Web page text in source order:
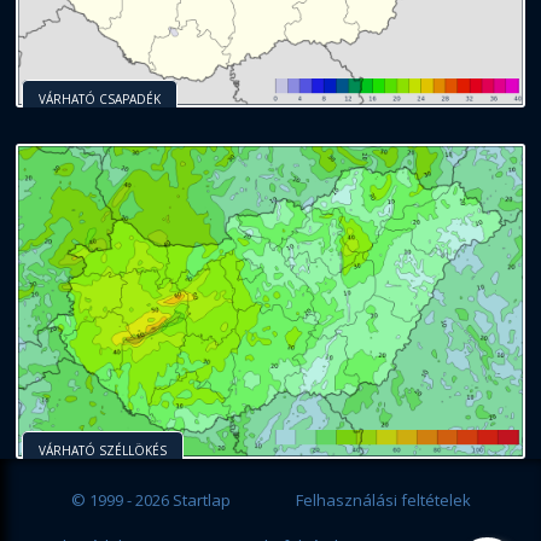
VÁRHATÓ CSAPADÉK
VÁRHATÓ SZÉLLÖKÉS
© 1999 - 2026 Startlap Felhasználási feltételek